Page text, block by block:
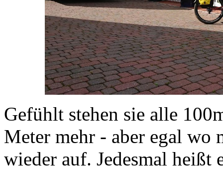
Gefühlt stehen sie alle
Meter mehr - aber egal wo
wieder auf. Jedesmal heißt